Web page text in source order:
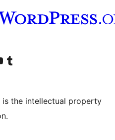
konto
YouTube-kanal
Besøg vores Tumblr-konto
is the intellectual property